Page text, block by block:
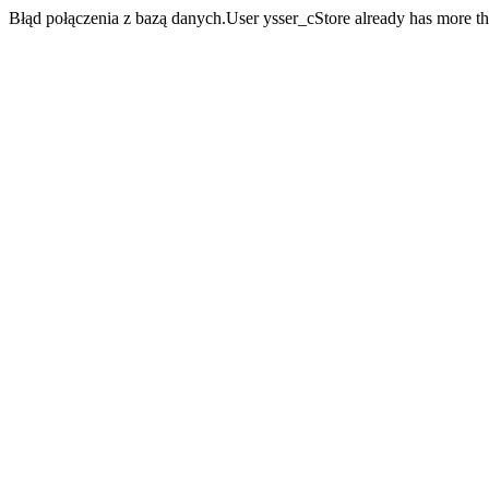
Błąd połączenia z bazą danych.User ysser_cStore already has more